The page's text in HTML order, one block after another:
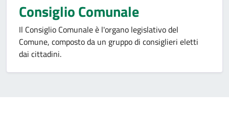
Consiglio Comunale
Il Consiglio Comunale è l'organo legislativo del
Comune, composto da un gruppo di consiglieri eletti
dai cittadini.